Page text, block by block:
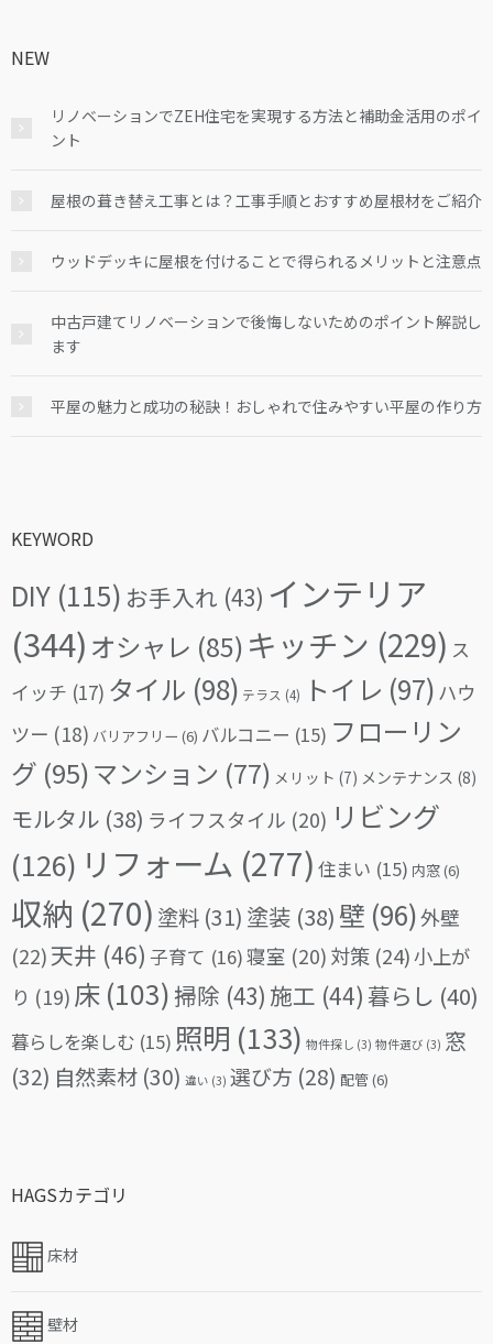
NEW
リノベーションでZEH住宅を実現する方法と補助金活用のポイ
ント
屋根の葺き替え工事とは？工事手順とおすすめ屋根材をご紹介
ウッドデッキに屋根を付けることで得られるメリットと注意点
中古戸建てリノベーションで後悔しないためのポイント解説し
ます
平屋の魅力と成功の秘訣！おしゃれで住みやすい平屋の作り方
KEYWORD
DIY (115) お手入れ (43) インテリア
(344) オシャレ (85) キッチン (229) ス
イッチ (17) タイル (98) テラス (4) トイレ (97) ハウ
ツー (18) バリアフリー (6) バルコニー (15) フローリン
グ (95)マンション (77) メリット (7) メンテナンス (8)
モルタル (38) ライフスタイル (20) リビング
(126) リフォーム (277) 住まい (15) 内窓(6)
収納 (270) 塗料 (31) 塗装 (38) 壁 (96)外壁
(22)天井 (46) 子育て (16)寝室 (20) 対策 (24)小上が
り (19) 床 (103)掃除 (43) 施工 (44) 暮らし (40)
暮らしを楽しむ (15) 照明 (133) 物件探し (3) 物件選び (3) 窓
(32) 自然素材 (30) 違い (3) 選び方 (28) 配管(6)
HAGSカテゴリ
床材
壁材